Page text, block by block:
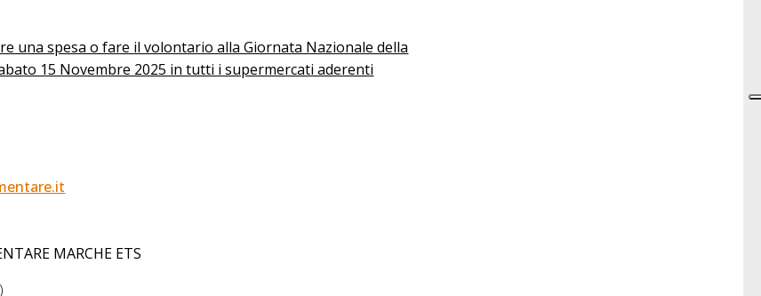
una spesa o fare il volontario alla Giornata Nazionale della
15 Novembre 2025 in tutti i supermercati aderenti
MARCHE ETS